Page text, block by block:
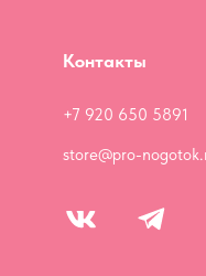
Контакты
+7 920 650 5891
store@pro-